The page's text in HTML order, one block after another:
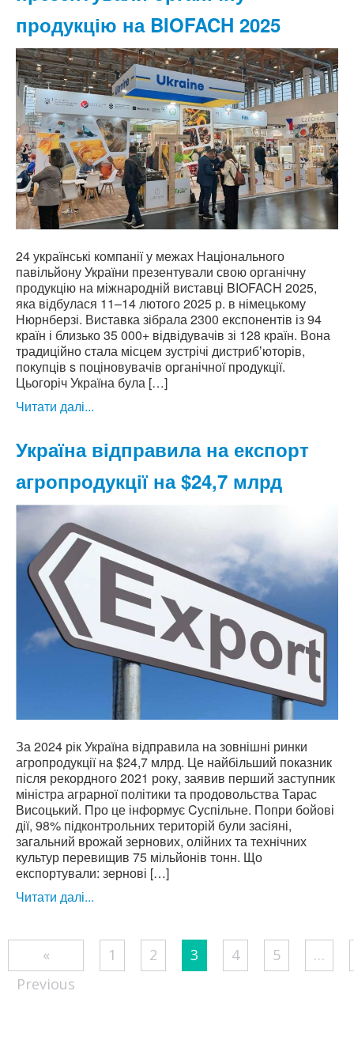
продукцію на BIOFACH 2025
24 українські компанії у межах Національного
павільйону України презентували свою органічну
продукцію на міжнародній виставці BIOFACH 2025,
яка відбулася 11–14 лютого 2025 р. в німецькому
Нюрнберзі. Виставка зібрала 2300 експонентів із 94
країн і близько 35 000+ відвідувачів зі 128 країн. Вона
традиційно стала місцем зустрічі дистрибʼюторів,
покупців s поціновувачів органічної продукції.
Цьогоріч Україна була […]
Читати далі...
Україна відправила на експорт
агропродукції на $24,7 млрд
За 2024 рік Україна відправила на зовнішні ринки
агропродукції на $24,7 млрд. Це найбільший показник
після рекордного 2021 року, заявив перший заступник
міністра аграрної політики та продовольства Тарас
Висоцький. Про це інформує Cуспільне. Попри бойові
дії, 98% підконтрольних територій були засіяні,
загальний врожай зернових, олійних та технічних
культур перевищив 75 мільйонів тонн. Що
експортували: зернові […]
Читати далі...
Posts
pagination
«
Previous
1 2 3 4 5 …